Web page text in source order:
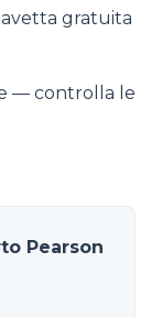
gratuita
— controlla le
Pearson